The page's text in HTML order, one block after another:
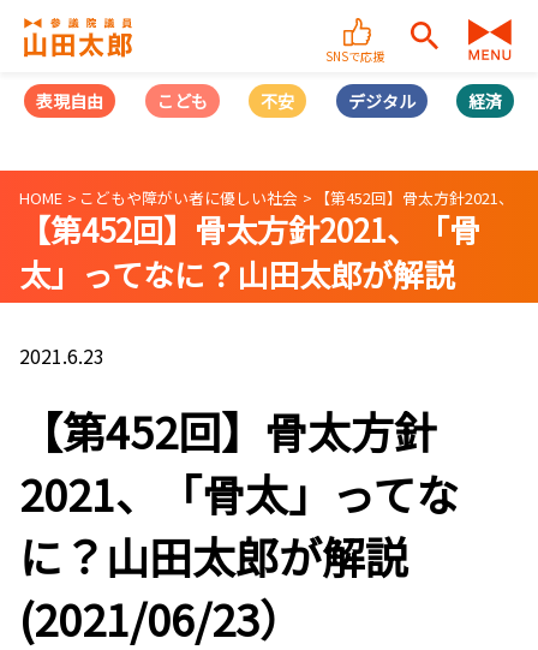
SNSで応援
表現自由 こども 不安 デジタル 経済
HOME こどもや障がい者に優しい社会 【第452回】骨太方針2021、
【第452回】骨太方針2021、「骨
太」ってなに？山田太郎が解説
(2021/06/23）
2021.6.23
【第452回】骨太方針
2021、「骨太」ってな
に？山田太郎が解説
(2021/06/23）